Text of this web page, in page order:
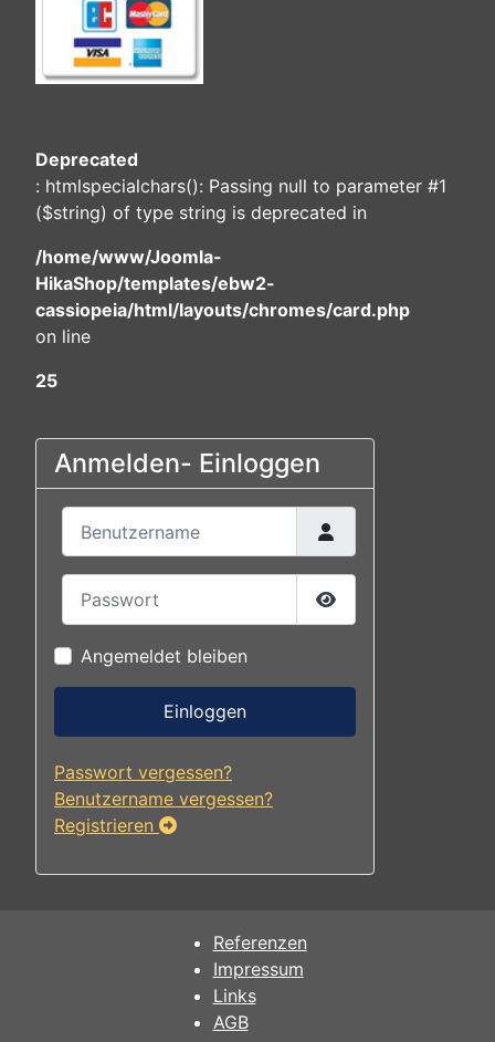
Deprecated
: htmlspecialchars(): Passing null to parameter #1
($string) of type string is deprecated in
/home/www/Joomla-
HikaShop/templates/ebw2-
cassiopeia/html/layouts/chromes/card.php
on line
25
Anmelden- Einloggen
Passwort anzeigen
Angemeldet bleiben
Einloggen
Passwort vergessen?
Benutzername vergessen?
Registrieren
Referenzen
Impressum
Links
AGB